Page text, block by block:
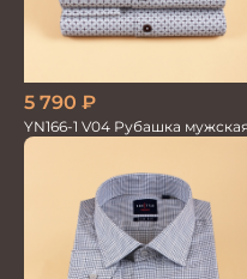
5 790 ₽
YN166-1 V04 Рубашка мужская